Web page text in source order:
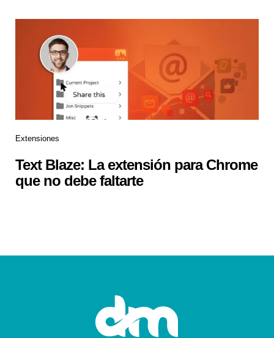
Extensiones
Text Blaze: La extensión para Chrome
que no debe faltarte